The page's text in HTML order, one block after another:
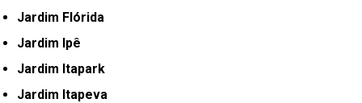
Jardim Flórida
Jardim Ipê
Jardim Itapark
Jardim Itapeva